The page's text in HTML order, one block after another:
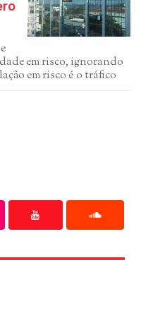
em risco, ignorando
em risco é o tráfico